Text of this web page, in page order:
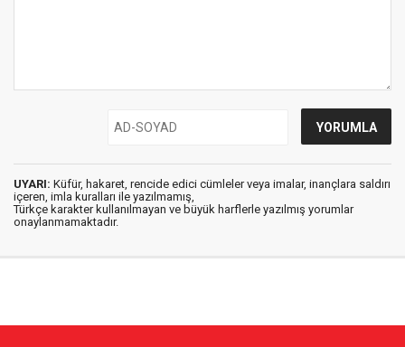
UYARI: Küfür, hakaret, rencide edici cümleler veya imalar, inançlara saldırı
içeren, imla kuralları ile yazılmamış,
Türkçe karakter kullanılmayan ve büyük harflerle yazılmış yorumlar
onaylanmamaktadır.